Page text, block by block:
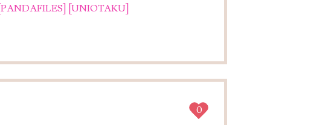
[PANDAFILES] [UNIOTAKU]
0